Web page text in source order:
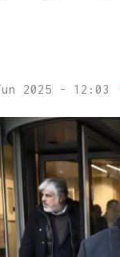
2025 - 12:03